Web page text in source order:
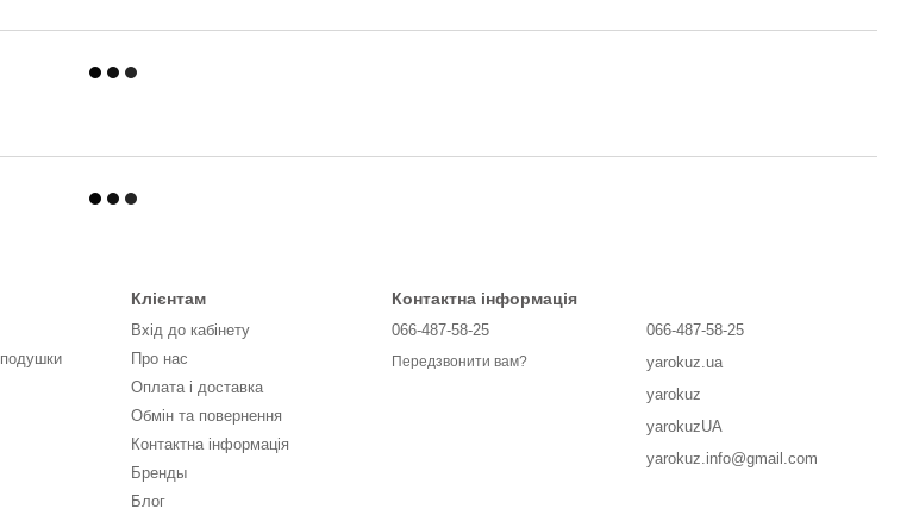
подушки
Клієнтам
Вхід до кабінету
Про нас
Оплата і доставка
Обмін та повернення
Контактна інформація
Бренды
Блог
Контактна інформація
066-487-58-25
Передзвонити вам?
066-487-58-25
yarokuz.ua
yarokuz
yarokuzUA
yarokuz.info@gmail.com